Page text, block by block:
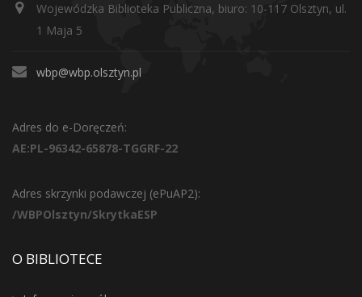
Wojewódzka Biblioteka Publiczna, biuro: 10-117 Olsztyn, ul.
1 Maja 5
wbp@wbp.olsztyn.pl
Adres do e-Doręczeń:
AE:PL-96342-65878-TGGRF-22
Adres skrzynki podawczej (ePuAP2):
/WBPOlsztyn/SkrytkaESP
O BIBLIOTECE